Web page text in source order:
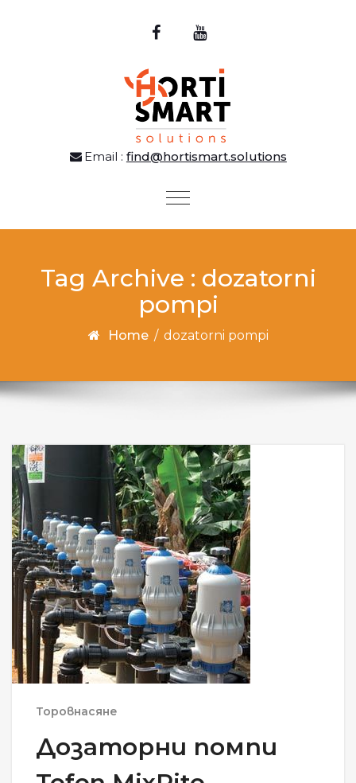
Email : find@hortismart.solutions
Toggle
Tag Archive : dozatorni
pompi
Home / dozatorni pompi
Торовнасяне
Дозаторни помпи